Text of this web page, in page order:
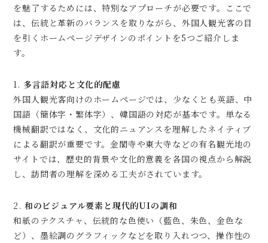
を魅了するためには、特別なアプローチが必要です。ここで
は、伝統と革新のバランスを取りながら、外国人観光客の目
を引くホームページデザインのポイントを5つご紹介しま
す。
1. 多言語対応と文化的配慮
外国人観光客向けのホームページでは、少なくとも英語、中
国語（簡体字・繁体字）、韓国語の対応が基本です。単なる
機械翻訳ではなく、文化的ニュアンスを理解したネイティブ
による翻訳が重要です。金閣寺や東大寺などの有名観光地の
サイトでは、歴史的背景や文化的意義を各国の視点から解説
し、訪問者の理解を深める工夫がされています。
2. 和のビジュアル要素と現代的UIの調和
和紙のテクスチャ、伝統的な色使い（藍色、朱色、金色な
ど）、墨絵調のグラフィックなどを取り入れつつ、操作性の